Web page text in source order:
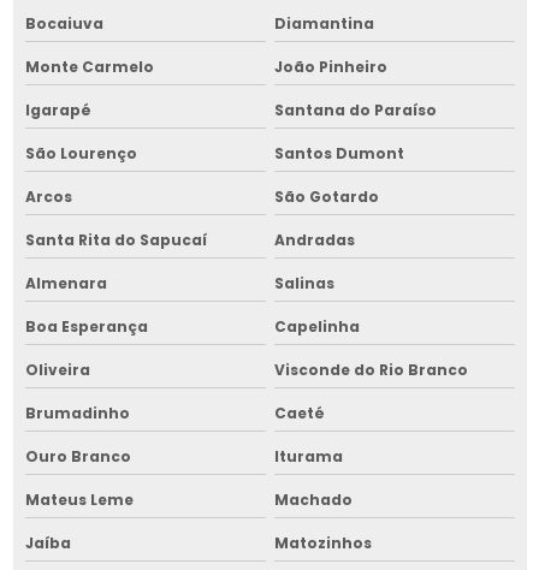
Manutenção de picador de lenha no nordeste
Manutenção de secador de grãos
Manutenção de secador de grãos na bahia
Manutenção de secador de grãos no nordeste
Manutenção de transportador de grãos
Máquina para limpeza de grãos
Máquina para limpeza de grãos na bahia
Máquina de pré limpeza de grãos
Máquina de pré limpeza de grãos na bahia
Montador de silos
Bocaiuva Diamantina
Monte Carmelo João Pinheiro
Igarapé Santana do Paraíso
São Lourenço Santos Dumont
Arcos São Gotardo
Santa Rita do Sapucaí Andradas
Almenara Salinas
Boa Esperança Capelinha
Oliveira Visconde do Rio Branco
Brumadinho Caeté
Ouro Branco Iturama
Mateus Leme Machado
Jaíba Matozinhos